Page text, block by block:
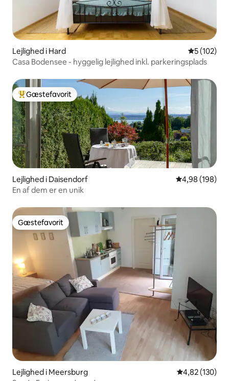
Lejlighed i Hard 5 ud af 5 i
5 (102)
Casa Bodensee - hyggelig lejlighed inkl. parkeringsplads
Bedste gæstefavorit
Gæstefavorit
Lejlighed i Daisendorf 4,98 ud af 5 i
4,98 (198)
En af dem er en unik
Gæstefavorit
Gæstefavorit
Lejlighed i Meersburg 4,82 ud af 5 i
4,82 (130)